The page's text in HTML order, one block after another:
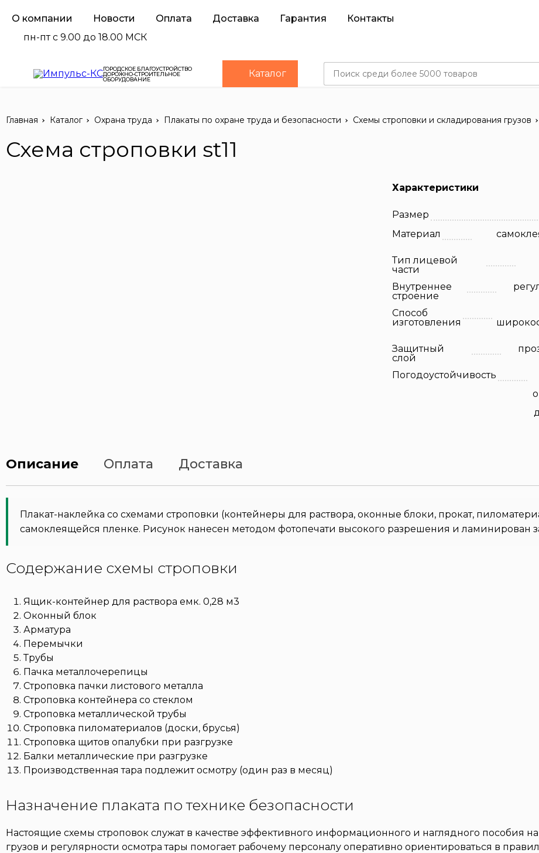
О компании Новости Оплата Доставка Гарантия
Контакты
пн-пт с 9.00 до 18.00 МСК
ГОРОДСКОЕ БЛАГОУСТРОЙСТВО
ДОРОЖНО-СТРОИТЕЛЬНОЕ
ОБОРУДОВАНИЕ
Каталог
Главная Каталог Охрана труда Плакаты по охране труда и безопасности Схемы строповки и складирования грузов
Схема строповки st11
Характеристики
Размер
Материал
Тип лицевой
части
Внутреннее
строение
Способ
изготовления
Защитный
слой
Погодоустойчивость
Описание Оплата Доставка
Плакат-наклейка со схемами строповки (контейнеры для раствора, оконные блоки, прокат,
самоклеящейся пленке. Рисунок нанесен методом фотопечати высокого разрешения и ламинирован
Содержание схемы строповки
Ящик-контейнер для раствора емк. 0,28 м3
Оконный блок
Арматура
Перемычки
Трубы
Пачка металлочерепицы
Строповка пачки листового металла
Строповка контейнера со стеклом
Строповка металлической трубы
Строповка пиломатериалов (доски, брусья)
Строповка щитов опалубки при разгрузке
Балки металлические при разгрузке
Производственная тара подлежит осмотру (один раз в месяц)
Назначение плаката по технике безопасности
Настоящие схемы строповок служат в качестве эффективного информационного и наглядного пособия
грузов и регулярности осмотра тары помогает рабочему персоналу оперативно ориентироваться в